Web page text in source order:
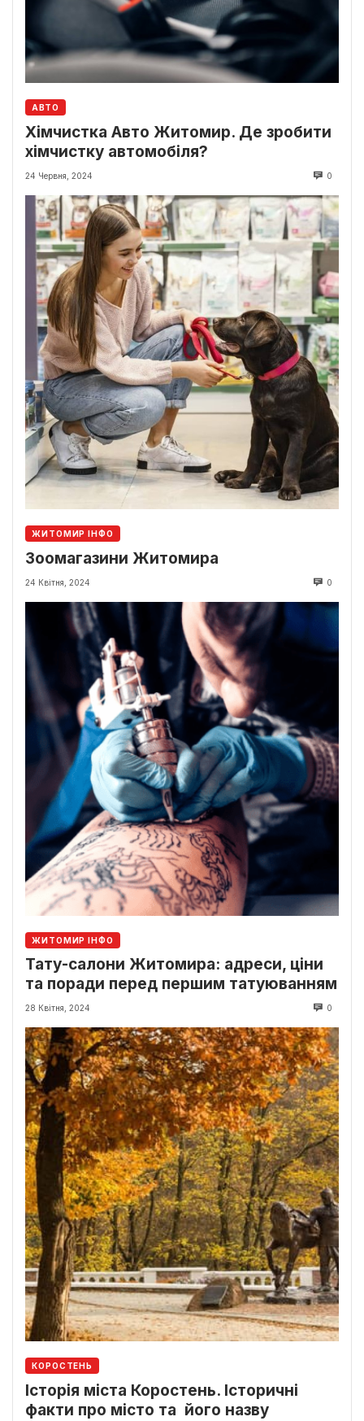
АВТО
Хімчистка Авто Житомир. Де зробити
хімчистку автомобіля?
24 Червня, 2024 0
ЖИТОМИР ІНФО
Зоомагазини Житомира
24 Квітня, 2024 0
ЖИТОМИР ІНФО
Тату-салони Житомира: адреси, ціни
та поради перед першим татуюванням
28 Квітня, 2024 0
КОРОСТЕНЬ
Історія міста Коростень. Історичні
факти про місто та його назву